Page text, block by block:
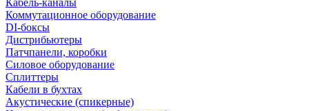
Кабель-каналы
Коммутационное оборудование
DI-боксы
Дистрибьютеры
Патчпанели, коробки
Силовое оборудование
Сплиттеры
Кабели в бухтах
Акустические (спикерные)